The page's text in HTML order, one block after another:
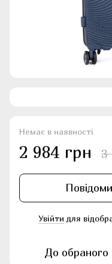
Немає в наявності
2 984 грн 3
Увійти для
До обраного